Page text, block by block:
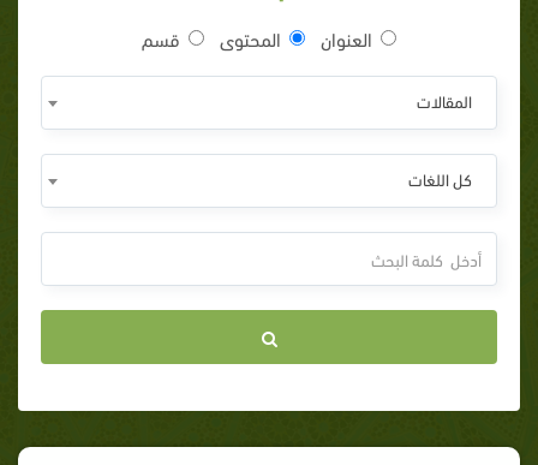
العنوان المحتوى قسم
المقالات
كل اللغات